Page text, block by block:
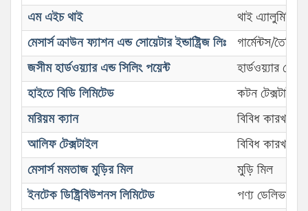
এম এইচ থাই
থাই
মেসার্স ক্রাউন ফ্যাশন এন্ড সোয়েটার ইন্ডাষ্ট্রিজ লিঃ
গার্মেন্টস/তৈরি
জসীম হার্ডওয়্যার এন্ড সিলিং পয়েন্ট
হার্ডওয়্যার
হাইতে বিডি লিমিটেড
কটন টেক্সটাইল
মরিয়ম ক্যান
বিবিধ কারখানা
আলিফ টেক্সটাইল
বিবিধ কারখানা
মেসার্স মমতাজ মুড়ির মিল
মুড়ি মিল
ইনটেক ডিষ্ট্রিবিউশনস লিমিটেড
পণ্য ডেলিভারী